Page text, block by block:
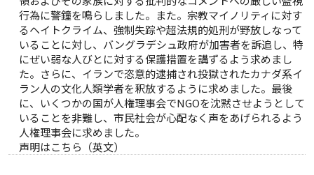
行為に警鐘を鳴らしました。また。宗教マイノリティに対す
るヘイトクライム、強制失踪や超法規的処刑が野放しなって
いることに対し、バングラデシュ政府が加害者を訴追し、特
にぜい弱な人びとに対する保護措置を講ずるよう求めまし
た。さらに、イランで恣意的逮捕され投獄されたカナダ系イ
ラン人の文化人類学者を釈放するように求めました。最後
に、いくつかの国が人権理事会でNGOを沈黙させようとして
いることを非難し、市民社会が心配なく声をあげられるよう
人権理事会に求めました。
声明はこちら （英文）